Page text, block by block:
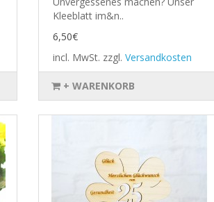
Kleeblatt im&n..
6,50€
incl. MwSt. zzgl. Versandkosten
+ WARENKORB